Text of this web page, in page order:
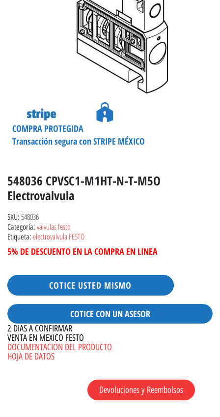
Transacción segura con STRIPE MÉXICO
COMPRA PROTEGIDA
548036 CPVSC1-M1HT-N-T-M5O
Electrovalvula
SKU: 548036
Categoría: valvulas festo
Etiqueta: electrovalvula FESTO
5% DE DESCUENTO EN LA COMPRA EN LINEA
COTICE USTED MISMO
COTICE CON UN ASESOR
2 DIAS A CONFIRMAR
VENTA EN MEXICO FESTO
DOCUMENTACION DEL PRODUCTO
HOJA DE DATOS
Devoluciones y Reembolsos